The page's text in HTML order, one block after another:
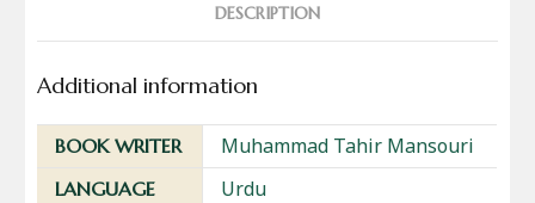
DESCRIPTION
Additional information
BOOK WRITER Muhammad Tahir Mansouri
LANGUAGE Urdu